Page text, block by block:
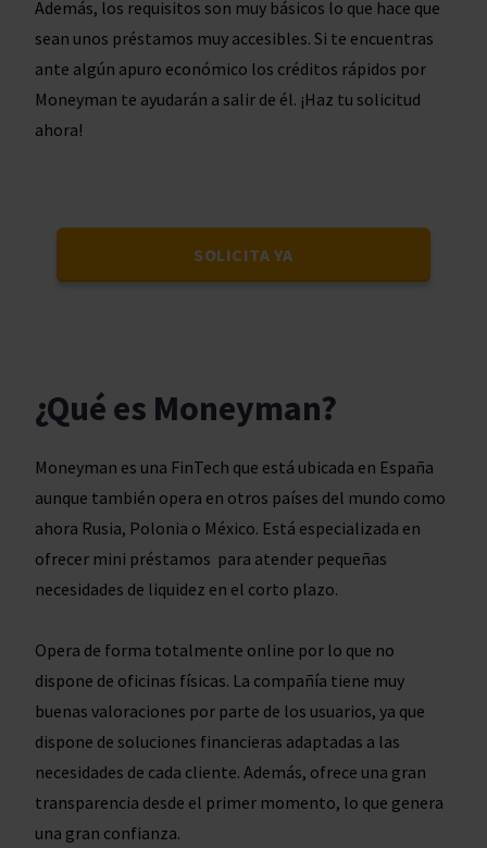
Además, los requisitos son muy básicos lo que hace que
sean unos préstamos muy accesibles. Si te encuentras
ante algún apuro económico los créditos rápidos por
Moneyman te ayudarán a salir de él. ¡Haz tu solicitud
ahora!
SOLICITA YA
Moneyman es una FinTech que está ubicada en España
aunque también opera en otros países del mundo como
ahora Rusia, Polonia o México. Está especializada en
ofrecer mini préstamos para atender pequeñas
necesidades de liquidez en el corto plazo.
Opera de forma totalmente online por lo que no
dispone de oficinas físicas. La compañía tiene muy
buenas valoraciones por parte de los usuarios, ya que
dispone de soluciones financieras adaptadas a las
necesidades de cada cliente. Además, ofrece una gran
transparencia desde el primer momento, lo que genera
una gran confianza.
¿Qué es Moneyman?